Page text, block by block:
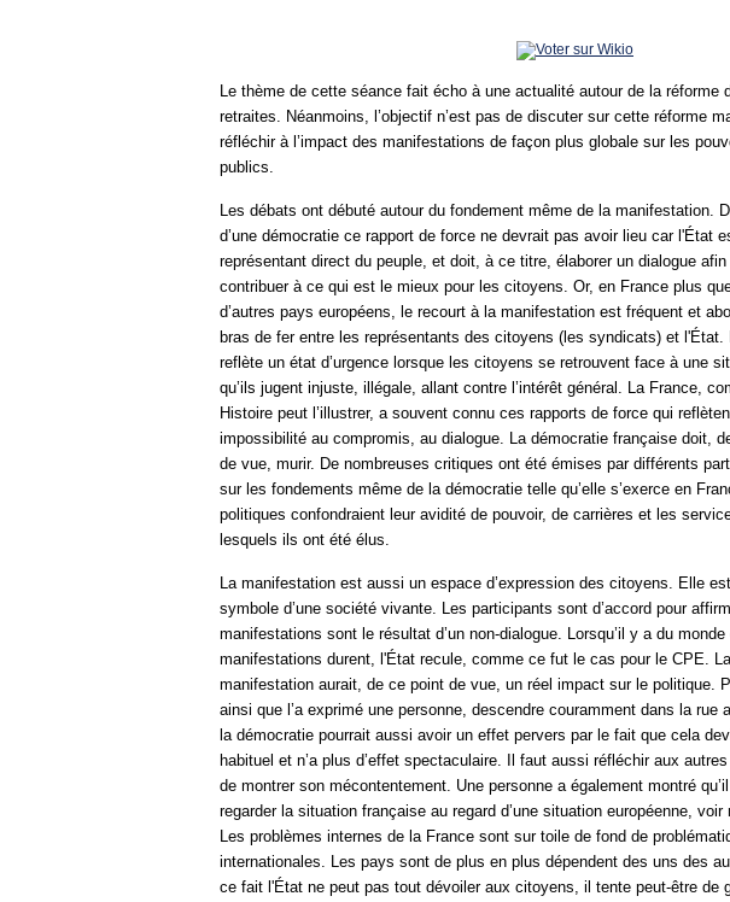
Le thème de cette séance fait écho à une actualité autour de la réforme
retraites. Néanmoins, l’objectif n’est pas de discuter sur cette réforme
réfléchir à l’impact des manifestations de façon plus globale sur les
publics.
Les débats ont débuté autour du fondement même de la manifestation.
d’une démocratie ce rapport de force ne devrait pas avoir lieu car l'État
représentant direct du peuple, et doit, à ce titre, élaborer un dialogue afin
contribuer à ce qui est le mieux pour les citoyens. Or, en France plus
d’autres pays européens, le recourt à la manifestation est fréquent et
bras de fer entre les représentants des citoyens (les syndicats) et l'État.
reflète un état d’urgence lorsque les citoyens se retrouvent face à une
qu’ils jugent injuste, illégale, allant contre l’intérêt général. La France,
Histoire peut l’illustrer, a souvent connu ces rapports de force qui
impossibilité au compromis, au dialogue. La démocratie française doit,
de vue, murir. De nombreuses critiques ont été émises par différents
sur les fondements même de la démocratie telle qu’elle s’exerce en
politiques confondraient leur avidité de pouvoir, de carrières et les
lesquels ils ont été élus.
La manifestation est aussi un espace d’expression des citoyens. Elle
symbole d’une société vivante. Les participants sont d’accord pour
manifestations sont le résultat d’un non-dialogue. Lorsqu’il y a du
manifestations durent, l'État recule, comme ce fut le cas pour le CPE. La
manifestation aurait, de ce point de vue, un réel impact sur le politique.
ainsi que l’a exprimé une personne, descendre couramment dans la rue
la démocratie pourrait aussi avoir un effet pervers par le fait que cela
habituel et n’a plus d’effet spectaculaire. Il faut aussi réfléchir aux
de montrer son mécontentement. Une personne a également montré
regarder la situation française au regard d’une situation européenne, voir
Les problèmes internes de la France sont sur toile de fond de
internationales. Les pays sont de plus en plus dépendent des uns des
ce fait l'État ne peut pas tout dévoiler aux citoyens, il tente peut-être de